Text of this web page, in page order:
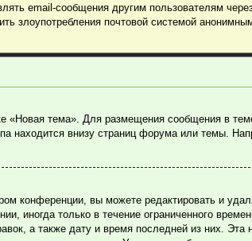
email-сообщения другим пользователям
злоупотребления почтовой системой
тема». Для размещения сообщения в
находится внизу страниц форума или темы.
конференции, вы можете редактировать и
иногда только в течение ограниченного
а также дату и время последней из них.